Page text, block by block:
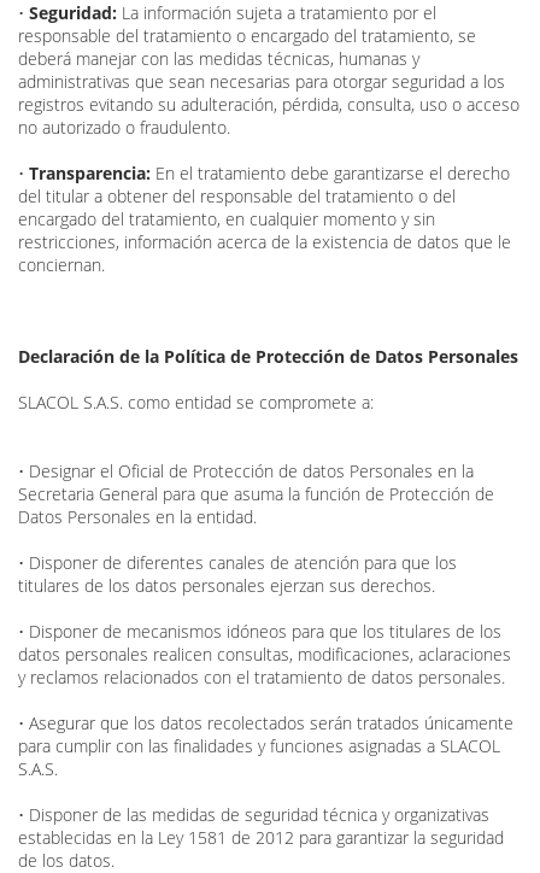
• Seguridad: La información sujeta a tratamiento por el
responsable del tratamiento o encargado del tratamiento, se
deberá manejar con las medidas técnicas, humanas y
administrativas que sean necesarias para otorgar seguridad a los
registros evitando su adulteración, pérdida, consulta, uso o acceso
no autorizado o fraudulento.
• Transparencia: En el tratamiento debe garantizarse el derecho
del titular a obtener del responsable del tratamiento o del
encargado del tratamiento, en cualquier momento y sin
restricciones, información acerca de la existencia de datos que le
conciernan.
Declaración de la Política de Protección de Datos Personales
SLACOL S.A.S. como entidad se compromete a:
• Designar el Oficial de Protección de datos Personales en la
Secretaria General para que asuma la función de Protección de
Datos Personales en la entidad.
• Disponer de diferentes canales de atención para que los
titulares de los datos personales ejerzan sus derechos.
• Disponer de mecanismos idóneos para que los titulares de los
datos personales realicen consultas, modificaciones, aclaraciones
y reclamos relacionados con el tratamiento de datos personales.
• Asegurar que los datos recolectados serán tratados únicamente
para cumplir con las finalidades y funciones asignadas a SLACOL
S.A.S.
• Disponer de las medidas de seguridad técnica y organizativas
establecidas en la Ley 1581 de 2012 para garantizar la seguridad
de los datos.